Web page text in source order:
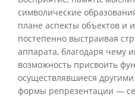
символические
плане аспекты объектов и
постепенно выстраивая
аппарата, благодаря чему
возможность присвоить
осуществлявшиеся
формы репрезентации —